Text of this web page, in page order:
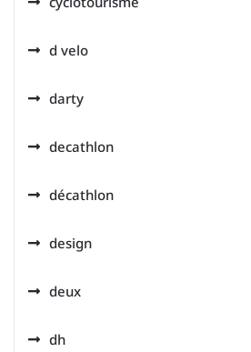
d velo
darty
decathlon
décathlon
design
deux
dh